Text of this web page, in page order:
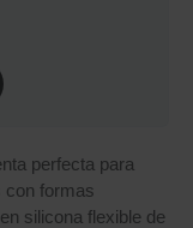
perfecta para
con formas
silicona flexible de